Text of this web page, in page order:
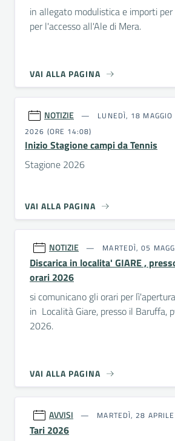
in allegato modulistica e importi
per l'accesso all'Ale di Mera.
VAI ALLA PAGINA
NOTIZIE
LUNEDÌ, 18 MAGGIO
2026 (ORE 14:08)
Inizio Stagione campi da Tennis
Stagione 2026
VAI ALLA PAGINA
NOTIZIE MARTEDÌ, 05
Discarica in localita' GIARE ,
orari 2026
si comunicano gli orari per
in Località Giare, presso il Baruffa,
2026.
VAI ALLA PAGINA
AVVISI MARTEDÌ, 28
Tari 2026